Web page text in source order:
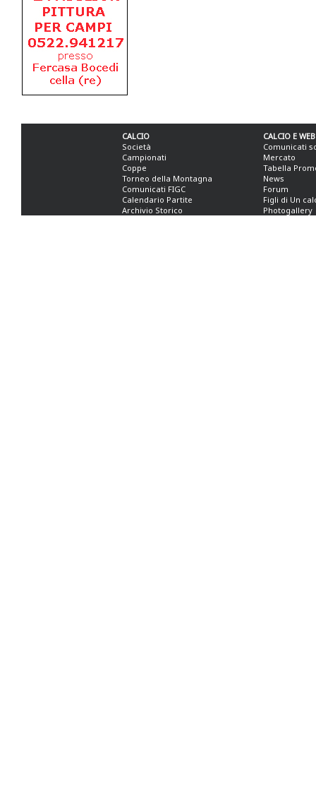
CALCIO
Società
Campionati
Coppe
Torneo della Montagna
Comunicati FIGC
Calendario Partite
Archivio Storico
CALCIO E WEB
Comunicati
Mercato
Tabella
News
Forum
Figli di Un
Photogallery